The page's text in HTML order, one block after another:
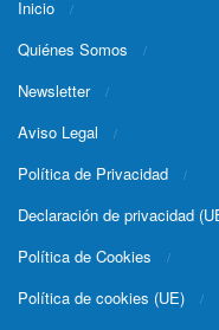
Inicio
Quiénes Somos
Newsletter
Aviso Legal
Política de Privacidad
Declaración de privacidad
Política de Cookies
Política de cookies (UE)